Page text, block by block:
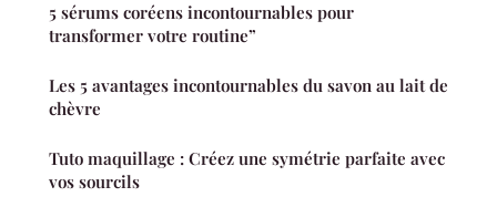
5 sérums coréens incontournables pour
transformer votre routine”
Les 5 avantages incontournables du savon au lait de
chèvre
Tuto maquillage : Créez une symétrie parfaite avec
vos sourcils